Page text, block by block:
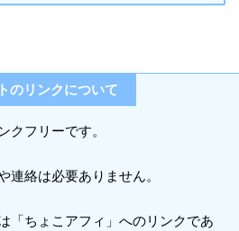
のリンクについて
クフリーです。
連絡は必要ありません。
「ちょこアフィ」へのリンクであ